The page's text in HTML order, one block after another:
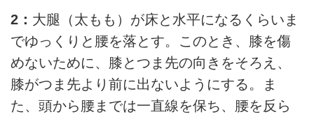
2： 大腿（太もも）が床と水平になるくらいま
でゆっくりと腰を落とす。このとき、膝を傷
めないために、膝とつま先の向きをそろえ、
膝がつま先より前に出ないようにする。ま
た、頭から腰までは一直線を保ち、腰を反ら